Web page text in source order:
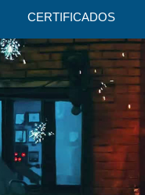
CERTIFICADOS